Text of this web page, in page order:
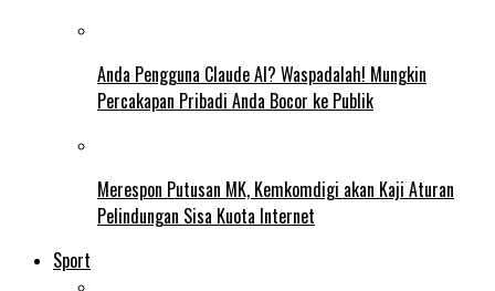
Anda Pengguna Claude AI? Waspadalah! Mungkin
Percakapan Pribadi Anda Bocor ke Publik
Merespon Putusan MK, Kemkomdigi akan Kaji Aturan
Pelindungan Sisa Kuota Internet
Sport